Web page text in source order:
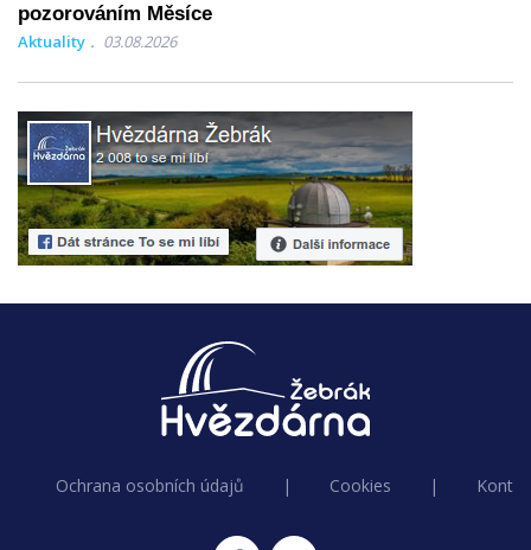
pozorováním Měsíce
Aktuality 03.08.2026
Ochrana osobních údajů | Cookies |